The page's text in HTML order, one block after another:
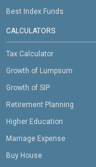
Best Index Funds
CALCULATORS
Tax Calculator
Growth of Lumpsum
Growth of SIP
Retirement Planning
Higher Education
Marriage Expense
Buy House